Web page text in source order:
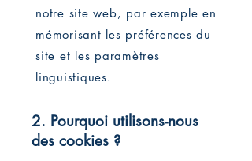
notre site web, par exemple en
mémorisant les préférences du
site et les paramètres
linguistiques.
2. Pourquoi utilisons-nous
des cookies ?